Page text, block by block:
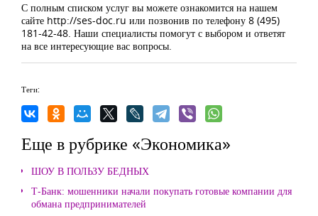
С полным списком услуг вы можете ознакомится на нашем
сайте http://ses-doc.ru или позвонив по телефону 8 (495)
181-42-48. Наши специалисты помогут с выбором и ответят
на все интересующие вас вопросы.
Теги:
Еще в рубрике «Экономика»
ШОУ В ПОЛЬЗУ БЕДНЫХ
Т-Банк: мошенники начали покупать готовые компании для
обмана предпринимателей